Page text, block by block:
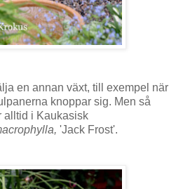
en annan växt, till exempel när
knoppar sig. Men så
alltid i Kaukasisk
'Jack Frost'.